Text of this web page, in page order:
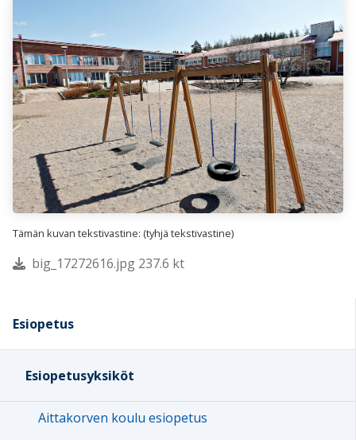
Tämän kuvan tekstivastine: (tyhjä tekstivastine)
big_17272616.jpg 237.6 kt
Esiopetus
Esiopetusyksiköt
Aittakorven koulu esiopetus